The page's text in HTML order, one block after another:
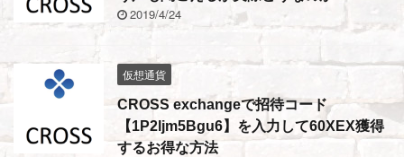
2019/4/24
仮想通貨
CROSS exchangeで招待コード
【1P2ljm5Bgu6】を入力して60XEX獲得
するお得な方法